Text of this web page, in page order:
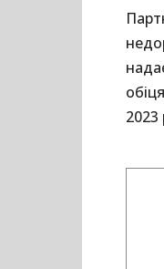
2023